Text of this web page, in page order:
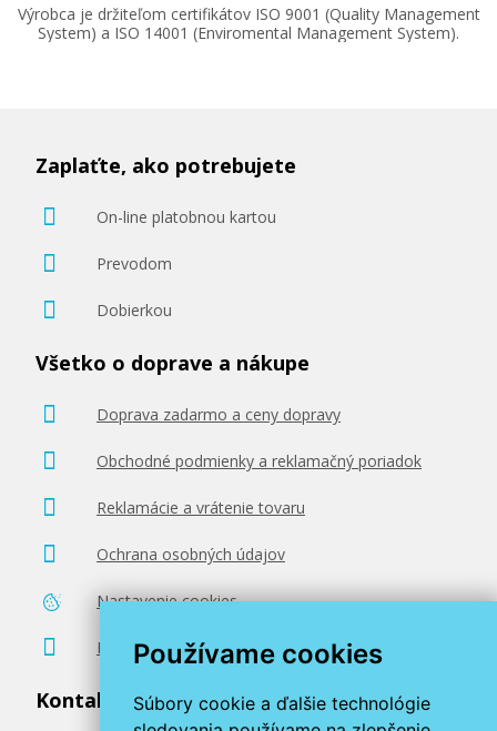
Používame cookies
Súbory cookie a ďalšie technológie
Výrobca je držiteľom certifikátov ISO 9001 (Quality Management
System) a ISO 14001 (Enviromental Management System).
Zaplaťte, ako potrebujete
On-line platobnou kartou
Prevodom
Dobierkou
Všetko o doprave a nákupe
Doprava zadarmo a ceny dopravy
Obchodné podmienky a reklamačný poriadok
Reklamácie a vrátenie tovaru
Ochrana osobných údajov
Nastavenie cookies
Poradenstvo zadarmo
Kontaktujte nás